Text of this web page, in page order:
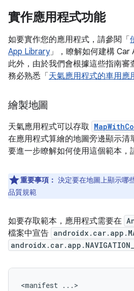
實作應用程式功能
如要實作您的應用程式，請參閱「
App Library」，瞭解如何建構 Car
此外，由於我們會根據這些指南審
務必熟悉「 天氣應用程式的車用應
繪製地圖
天氣應用程式可以存取
在應用程式算繪的地圖旁邊顯示清
要進一步瞭解如何使用這個範本，
重要事項： 決定要在地圖上顯示哪
品質規範
如要存取範本，應用程式需要在
檔案中宣告
<manifest